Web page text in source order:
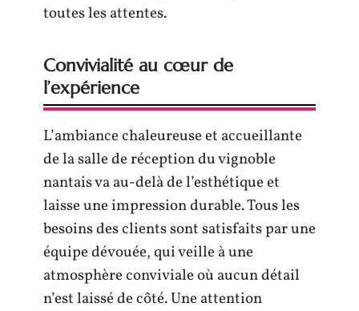
toutes les attentes.
Convivialité au cœur de
l’expérience
L’ambiance chaleureuse et accueillante
de la salle de réception du vignoble
nantais va au-delà de l’esthétique et
laisse une impression durable. Tous les
besoins des clients sont satisfaits par une
équipe dévouée, qui veille à une
atmosphère conviviale où aucun détail
n’est laissé de côté. Une attention